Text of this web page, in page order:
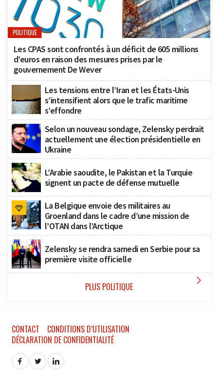
POLITIQUE
Les CPAS sont confrontés à un déficit de 605 millions
d’euros en raison des mesures prises par le
gouvernement De Wever
Les tensions entre l’Iran et les États-Unis
s’intensifient alors que le trafic maritime
s’effondre
Selon un nouveau sondage, Zelensky perdrait
actuellement une élection présidentielle en
Ukraine
L’Arabie saoudite, le Pakistan et la Turquie
signent un pacte de défense mutuelle
La Belgique envoie des militaires au
Groenland dans le cadre d’une mission de
l’OTAN dans l’Arctique
Zelensky se rendra samedi en Serbie pour sa
première visite officielle
PLUS POLITIQUE 
CONTACT
CONDITIONS D’UTILISATION
DÉCLARATION DE CONFIDENTIALITÉ